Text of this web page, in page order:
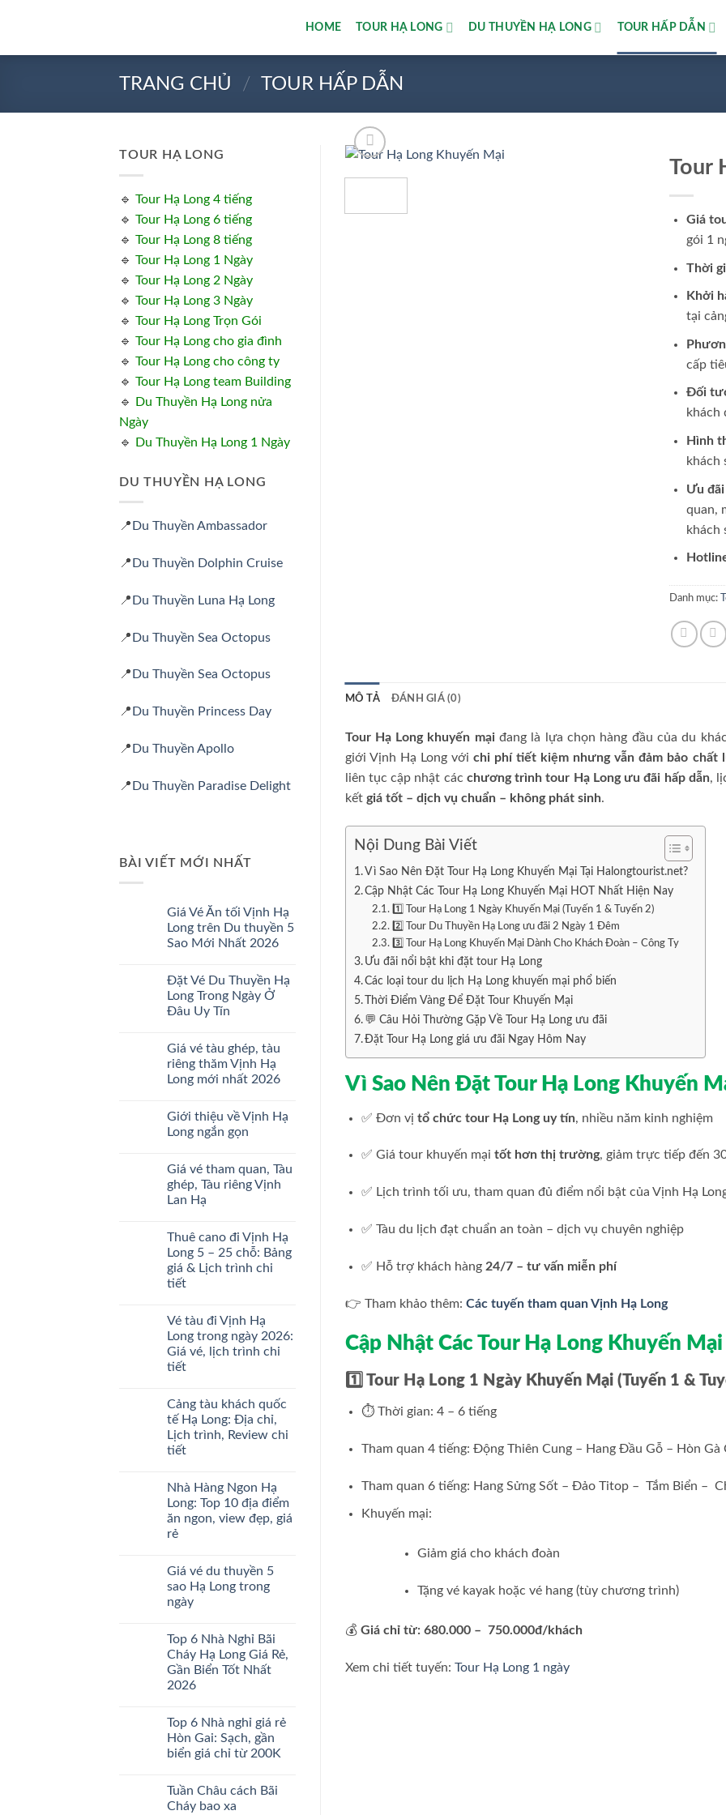
HOME TOUR HẠ LONG DU THUYỀN HẠ LONG TOUR HẤP DẪN
TRANG CHỦ / TOUR HẤP DẪN
TOUR HẠ LONG
🔹 Tour Hạ Long 4 tiếng
🔹 Tour Hạ Long 6 tiếng
🔹 Tour Hạ Long 8 tiếng
🔹 Tour Hạ Long 1 Ngày
🔹 Tour Hạ Long 2 Ngày
🔹 Tour Hạ Long 3 Ngày
🔹 Tour Hạ Long Trọn Gói
🔹 Tour Hạ Long cho gia đình
🔹 Tour Hạ Long cho công ty
🔹 Tour Hạ Long team Building
🔹 Du Thuyền Hạ Long nửa
Ngày
🔹 Du Thuyền Hạ Long 1 Ngày
DU THUYỀN HẠ LONG
📍 Du Thuyền Ambassador
📍 Du Thuyền Dolphin Cruise
📍 Du Thuyền Luna Hạ Long
📍Du Thuyền Sea Octopus
📍 Du Thuyền Sea Octopus
📍 Du Thuyền Princess Day
📍 Du Thuyền Apollo
📍 Du Thuyền Paradise Delight
BÀI VIẾT MỚI NHẤT
Giá Vé Ăn tối Vịnh Hạ
Long trên Du thuyền 5
Sao Mới Nhất 2026
bình
luận
ở
Giá
tối
Vịnh
Hạ
Long
trên
5
Sao
Mới
Đặt Vé Du Thuyền Hạ
Long Trong Ngày Ở
Đâu Uy Tín
bình
luận
ở
Đặt
Thuyền
Hạ
Long
Ở
Đâu
Uy
Tín
Giá vé tàu ghép, tàu
riêng thăm Vịnh Hạ
Long mới nhất 2026
bình
luận
ở
tàu
ghép,
tàu
riêng
Hạ
Long
mới
nhất
2026
Giới thiệu về Vịnh Hạ
Long ngắn gọn
bình
luận
ở
Giới
Vịnh
Hạ
Long
ngắn
gọn
Giá vé tham quan, Tàu
ghép, Tàu riêng Vịnh
Lan Hạ
bình
luận
ở
Giá
vé
tham
ghép,
Tàu
riêng
Vịnh
Lan
Thuê cano đi Vịnh Hạ
Long 5 – 25 chỗ: Bảng
giá & Lịch trình chi
tiết
bình
luận
ở
Thuê
cano
đi
Long
5
–
25
chỗ:
Lịch
trình
tiết
Vé tàu đi Vịnh Hạ
Long trong ngày 2026:
Giá vé, lịch trình chi
tiết
bình
luận
ở
Vé
tàu
đi
Long
trong
ngày
2026:
Giá
chi
tiết
Cảng tàu khách quốc
tế Hạ Long: Địa chỉ,
Lịch trình, Review chi
tiết
bình
luận
ở
Cảng
tàu
khách
Hạ
Long:
Địa
chỉ,
Review
chi
tiết
Nhà Hàng Ngon Hạ
Long: Top 10 địa điểm
ăn ngon, view đẹp, giá
rẻ
bình
luận
ở
Nhà
Hạ
Long:
Top
10
địa
điểm
view
đẹp,
giá
rẻ
Giá vé du thuyền 5
sao Hạ Long trong
ngày
bình
luận
ở
Giá
vé
du
sao
Hạ
Long
trong
Top 6 Nhà Nghỉ Bãi
Cháy Hạ Long Giá Rẻ,
Gần Biển Tốt Nhất
2026
bình
luận
ở
Top
Nghỉ
Bãi
Cháy
Top 6 Nhà nghỉ giá rẻ
Hòn Gai: Sạch, gần
biển giá chỉ từ 200K
bình
luận
ở
Tuần Châu cách Bãi
Cháy bao xa
Tour
Giá
gói 1
Thời
Khởi
tại
cấp
Đối
khách
Hình
khách
Ưu
quan,
khách
Danh mục:
MÔ TẢ ĐÁNH GIÁ (0)
Tour Hạ Long khuyến mạiđang là lựa chọn hàng đầu của du
giới Vịnh Hạ Long với chi phí tiết kiệm nhưng vẫn đảm bảo chất
liên tục cập nhật các chương trình tour Hạ Long ưu đãi hấp dẫn,
kết giá tốt – dịch vụ chuẩn – không phát sinh.
Nội Dung Bài Viết
Vì Sao Nên Đặt Tour Hạ Long Khuyến Mại Tại Halongtourist.net?
Cập Nhật Các Tour Hạ Long Khuyến Mại HOT Nhất Hiện Nay
1️⃣ Tour Hạ Long 1 Ngày Khuyến Mại (Tuyến 1 & Tuyến 2)
2️⃣ Tour Du Thuyền Hạ Long ưu đãi 2 Ngày 1 Đêm
3️⃣ Tour Hạ Long Khuyến Mại Dành Cho Khách Đoàn – Công Ty
Ưu đãi nổi bật khi đặt tour Hạ Long
Các loại tour du lịch Hạ Long khuyến mại phổ biến
Thời Điểm Vàng Để Đặt Tour Khuyến Mại
💬 Câu Hỏi Thường Gặp Về Tour Hạ Long ưu đãi
Đặt Tour Hạ Long giá ưu đãi Ngay Hôm Nay
Vì Sao Nên Đặt Tour Hạ Long Khuyến
✅ Đơn vịtổ chức tour Hạ Long uy tín, nhiều năm kinh nghiệm
✅ Giá tour khuyến mạitốt hơn thị trường, giảm trực tiếp đến
✅ Lịch trình tối ưu, tham quan đủ điểm nổi bật của Vịnh Hạ
✅ Tàu du lịch đạt chuẩn an toàn – dịch vụ chuyên nghiệp
✅ Hỗ trợ khách hàng 24/7 – tư vấn miễn phí
👉 Tham khảo thêm: Các tuyến tham quan Vịnh Hạ Long
Cập Nhật Các Tour Hạ Long Khuyến
1️⃣ Tour Hạ Long 1 Ngày Khuyến Mại (Tuyến 1 &
⏱ Thời gian: 4 – 6 tiếng
Tham quan 4 tiếng: Động Thiên Cung – Hang Đầu Gỗ – Hòn
Tham quan 6 tiếng: Hang Sửng Sốt – Đảo Titop – Tắm Biển –
Khuyến mại:
Giảm giá cho khách đoàn
Tặng vé kayak hoặc vé hang (tùy chương trình)
💰 Giá chỉ từ: 680.000 – 750.000đ/khách
Xem chi tiết tuyến: Tour Hạ Long 1 ngày